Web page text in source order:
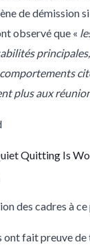
de démission
observé que «
plus aux
Quitting Is
des cadres à
ont fait preuve de